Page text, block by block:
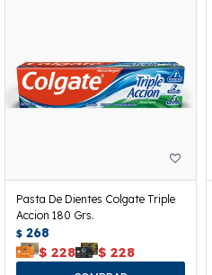
Pasta De Dientes Colgate Triple
Accion 180 Grs.
$ 268
$ 228 $ 228